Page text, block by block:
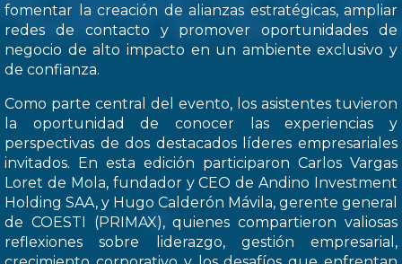
fomentar la creación de alianzas estratégicas, ampliar
redes de contacto y promover oportunidades de
negocio de alto impacto en un ambiente exclusivo y
de confianza.
Como parte central del evento, los asistentes tuvieron
la oportunidad de conocer las experiencias y
perspectivas de dos destacados líderes empresariales
invitados. En esta edición participaron Carlos Vargas
Loret de Mola, fundador y CEO de Andino Investment
Holding SAA, y Hugo Calderón Mávila, gerente general
de COESTI (PRIMAX), quienes compartieron valiosas
reflexiones sobre liderazgo, gestión empresarial,